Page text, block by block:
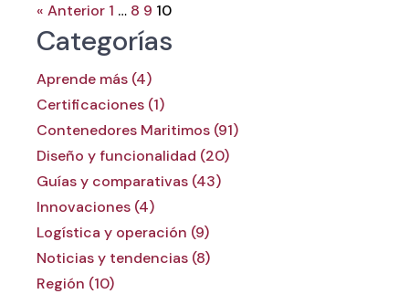
« Anterior 1 … 8 9 10
Categorías
Aprende más (4)
Certificaciones (1)
Contenedores Maritimos (91)
Diseño y funcionalidad (20)
Guías y comparativas (43)
Innovaciones (4)
Logística y operación (9)
Noticias y tendencias (8)
Región (10)